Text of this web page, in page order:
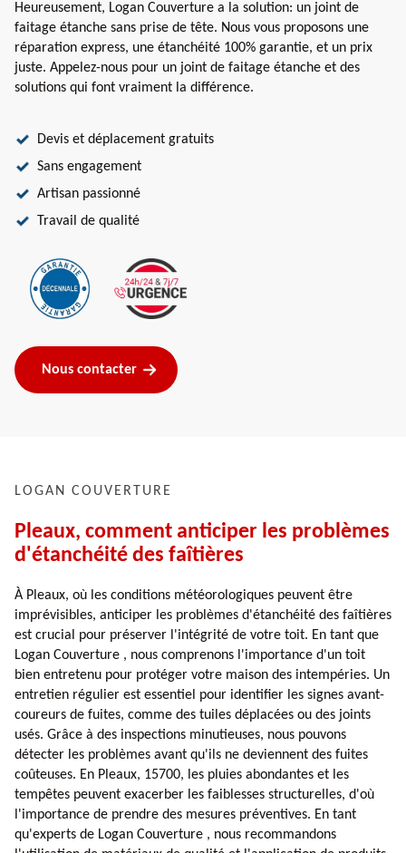
Heureusement, Logan Couverture a la solution: un joint de
faitage étanche sans prise de tête. Nous vous proposons une
réparation express, une étanchéité 100% garantie, et un prix
juste. Appelez-nous pour un joint de faitage étanche et des
solutions qui font vraiment la différence.
Devis et déplacement gratuits
Sans engagement
Artisan passionné
Travail de qualité
Nous contacter
LOGAN COUVERTURE
Pleaux, comment anticiper les problèmes
d'étanchéité des faîtières
À Pleaux, où les conditions météorologiques peuvent être
imprévisibles, anticiper les problèmes d'étanchéité des faîtières
est crucial pour préserver l'intégrité de votre toit. En tant que
Logan Couverture , nous comprenons l'importance d'un toit
bien entretenu pour protéger votre maison des intempéries. Un
entretien régulier est essentiel pour identifier les signes avant-
coureurs de fuites, comme des tuiles déplacées ou des joints
usés. Grâce à des inspections minutieuses, nous pouvons
détecter les problèmes avant qu'ils ne deviennent des fuites
coûteuses. En Pleaux, 15700, les pluies abondantes et les
tempêtes peuvent exacerber les faiblesses structurelles, d'où
l'importance de prendre des mesures préventives. En tant
qu'experts de Logan Couverture , nous recommandons